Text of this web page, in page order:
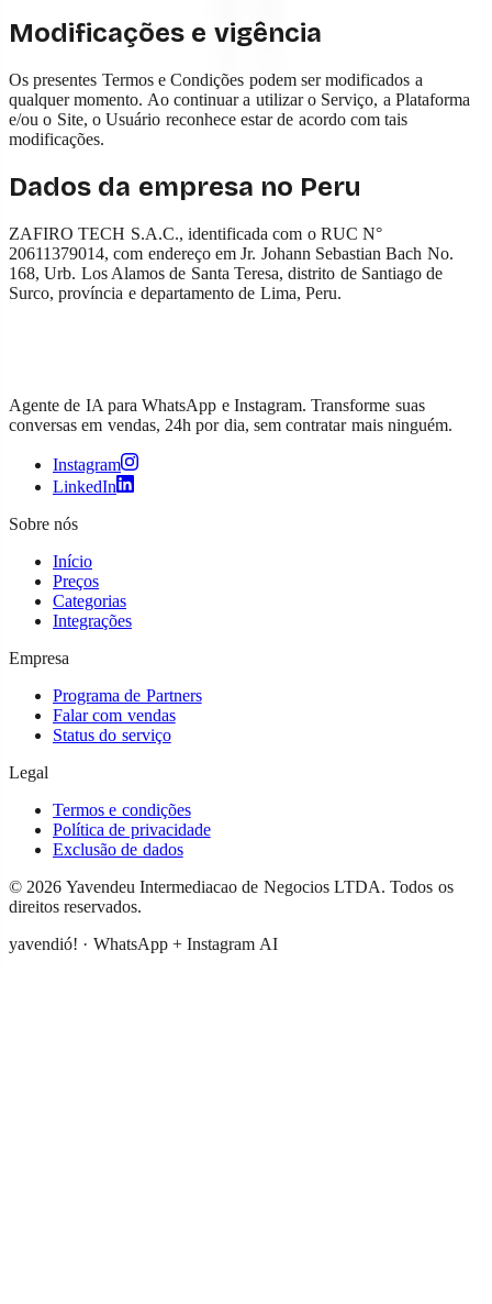
Modificações e vigência
Os presentes Termos e Condições podem ser modificados a
qualquer momento. Ao continuar a utilizar o Serviço, a Plataforma
e/ou o Site, o Usuário reconhece estar de acordo com tais
modificações.
Dados da empresa no Peru
ZAFIRO TECH S.A.C., identificada com o RUC N°
20611379014, com endereço em Jr. Johann Sebastian Bach No.
168, Urb. Los Alamos de Santa Teresa, distrito de Santiago de
Surco, província e departamento de Lima, Peru.
Agente de IA para WhatsApp e Instagram. Transforme suas
conversas em vendas, 24h por dia, sem contratar mais ninguém.
Instagram
LinkedIn
Sobre nós
Início
Preços
Categorias
Integrações
Empresa
Programa de Partners
Falar com vendas
Status do serviço
Legal
Termos e condições
Política de privacidade
Exclusão de dados
© 2026 Yavendeu Intermediacao de Negocios LTDA.Todos os
direitos reservados.
yavendió! · WhatsApp + Instagram AI